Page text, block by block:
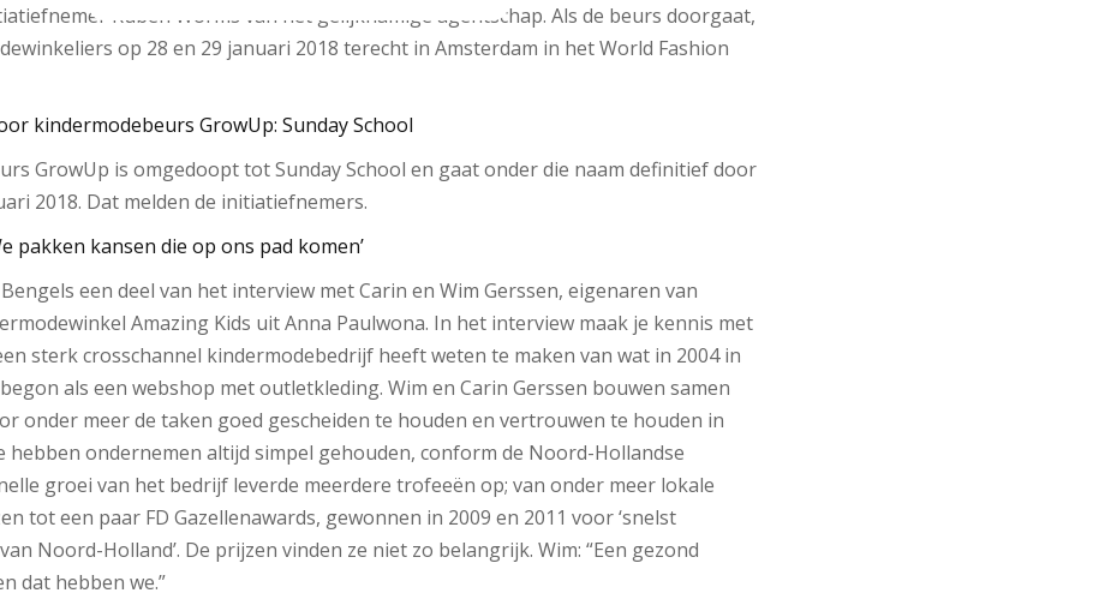
Ruben Worms van het gelijknamige agentschap. Als de beurs doorgaat,
op 28 en 29 januari 2018 terecht in Amsterdam in het World Fashion
kindermodebeurs GrowUp: Sunday School
GrowUp is omgedoopt tot Sunday School en gaat onder die naam definitief door
2018. Dat melden de initiatiefnemers.
pakken kansen die op ons pad komen’
een deel van het interview met Carin en Wim Gerssen, eigenaren van
Amazing Kids uit Anna Paulwona. In het interview maak je kennis met
sterk crosschannel kindermodebedrijf heeft weten te maken van wat in 2004 in
als een webshop met outletkleding. Wim en Carin Gerssen bouwen samen
onder meer de taken goed gescheiden te houden en vertrouwen te houden in
hebben ondernemen altijd simpel gehouden, conform de Noord-Hollandse
groei van het bedrijf leverde meerdere trofeeën op; van onder meer lokale
tot een paar FD Gazellenawards, gewonnen in 2009 en 2011 voor ‘snelst
Noord-Holland’. De prijzen vinden ze niet zo belangrijk. Wim: “Een gezond
dat hebben we.”